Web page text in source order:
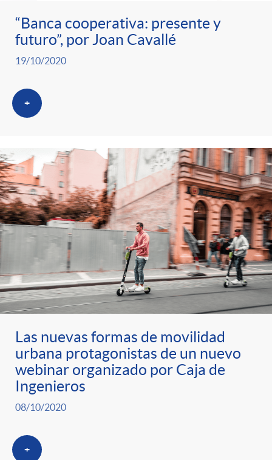
“Banca cooperativa: presente y
futuro”, por Joan Cavallé
19/10/2020
+
Las nuevas formas de movilidad
urbana protagonistas de un nuevo
webinar organizado por Caja de
Ingenieros
08/10/2020
+